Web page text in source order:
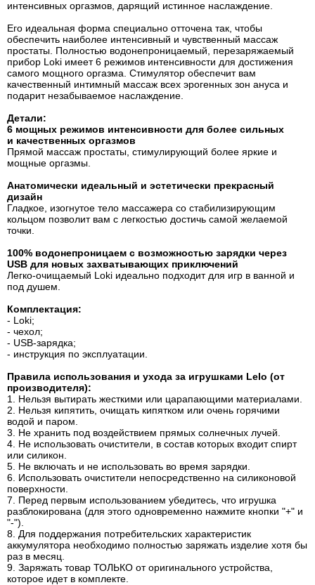
интенсивных оргазмов, дарящий истинное наслаждение.
Его идеальная форма специально отточена так, чтобы
обеспечить наиболее интенсивный и чувственный массаж
простаты. Полностью водонепроницаемый, перезаряжаемый
прибор Loki имеет 6 режимов интенсивности для достижения
самого мощного оргазма. Стимулятор обеспечит вам
качественный интимный массаж всех эрогенных зон ануса и
подарит незабываемое наслаждение.
Детали:
6 мощных режимов интенсивности для более сильных
и качественных оргазмов
Прямой массаж простаты, стимулирующий более яркие и
мощные оргазмы.
Анатомически идеальный и эстетически прекрасный
дизайн
Гладкое, изогнутое тело массажера со стабилизирующим
кольцом позволит вам с легкостью достичь самой желаемой
точки.
100% водонепроницаем с возможностью зарядки через
USB для новых захватывающих приключений
Легко-очищаемый Loki идеально подходит для игр в ванной и
под душем.
Комплектация:
- Loki;
- чехол;
- USB-зарядка;
- инструкция по эксплуатации.
Правила использования и ухода за игрушками Lelo (от
производителя):
1. Нельзя вытирать жесткими или царапающими материалами.
2. Нельзя кипятить, очищать кипятком или очень горячими
водой и паром.
3. Не хранить под воздействием прямых солнечных лучей.
4. Не использовать очистители, в состав которых входит спирт
или силикон.
5. Не включать и не использовать во время зарядки.
6. Использовать очистители непосредственно на силиконовой
поверхности.
7. Перед первым использованием убедитесь, что игрушка
разблокирована (для этого одновременно нажмите кнопки "+" и
"-").
8. Для поддержания потребительских характеристик
аккумулятора необходимо полностью заряжать изделие хотя бы
раз в месяц.
9. Заряжать товар ТОЛЬКО от оригинального устройства,
которое идет в комплекте.